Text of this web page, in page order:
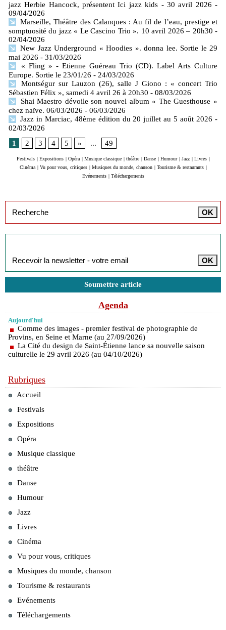
jazz Herbie Hancock, présentent Ici jazz kids - 30 avril 2026 -
09/04/2026
Marseille, Théâtre des Calanques : Au fil de l’eau, prestige et
somptuosité du jazz « Le Cascino Trio ». 10 avril 2026 – 20h30 -
02/04/2026
New Jazz Underground « Hoodies ». donna lee. Sortie le 29
mai 2026 - 31/03/2026
« Fling » - Etienne Guéreau Trio (CD). Label Arts Culture
Europe. Sortie le 23/01/26 - 24/03/2026
Montségur sur Lauzon (26), salle J Giono : « concert Trio
Sébastien Félix », samedi 4 avril 26 à 20h30 - 08/03/2026
Shai Maestro dévoile son nouvel album « The Guesthouse »
chez naïve. 06/03/2026 - 06/03/2026
Jazz in Marciac, 48ème édition du 20 juillet au 5 août 2026 -
02/03/2026
1
2 3 4 5 » ... 49
Festivals Expositions Opéra Musique classique théâtre Danse Humour Jazz Livres
Cinéma
Vu pour vous, critiques Musiques du monde, chanson Tourisme & restaurants
Evénements
Téléchargements
Soumettre article
Agenda
Aujourd'hui
Comme des images - premier festival de photographie de
Provins, en Seine et Marne (au 27/09/2026)
La Cité du design de Saint-Étienne lance sa nouvelle saison
culturelle le 29 avril 2026 (au 04/10/2026)
Rubriques
Accueil
Festivals
Expositions
Opéra
Musique classique
théâtre
Danse
Humour
Jazz
Livres
Cinéma
Vu pour vous, critiques
Musiques du monde, chanson
Tourisme & restaurants
Evénements
Téléchargements